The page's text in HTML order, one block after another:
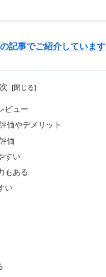
記事でご紹介しています
ビュー
価やデメリット
価
すい
もある
い